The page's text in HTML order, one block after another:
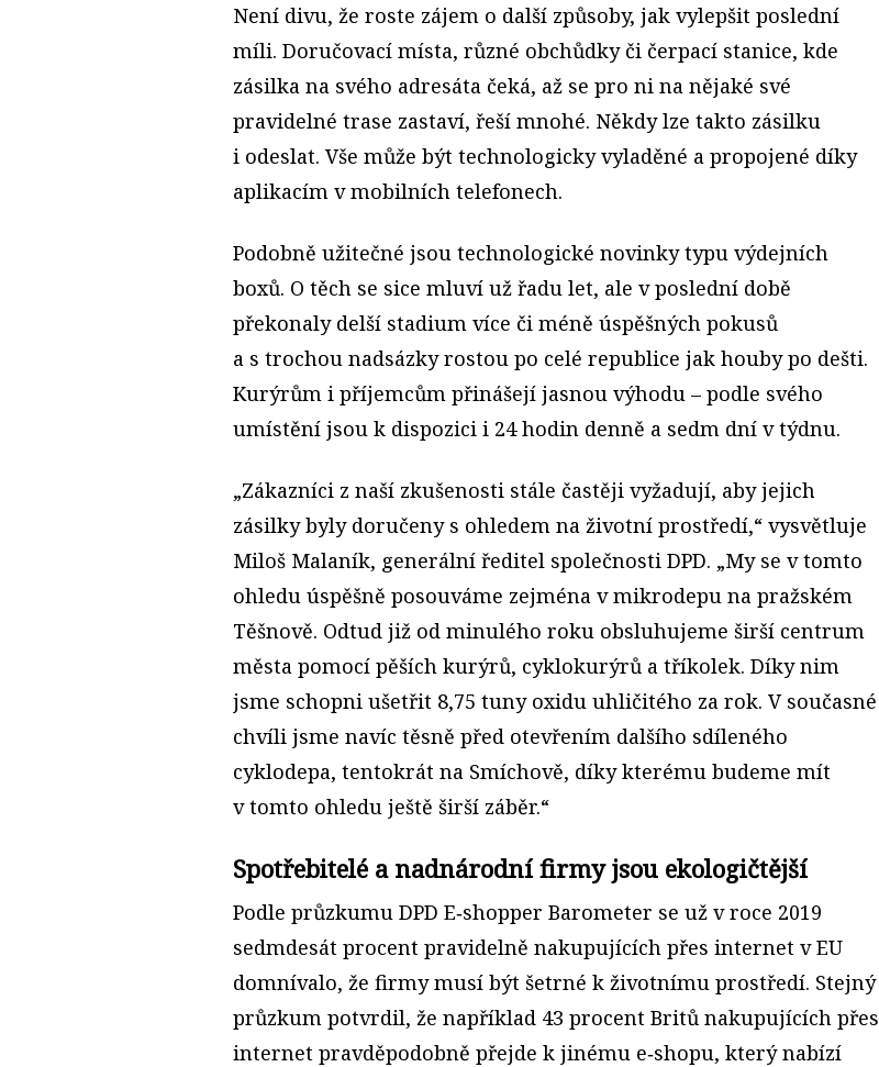
Není divu, že roste zájem o další způsoby, jak vylepšit poslední
míli. Doručovací místa, různé obchůdky či čerpací stanice, kde
zásilka na svého adresáta čeká, až se pro ni na nějaké své
pravidelné trase zastaví, řeší mnohé. Někdy lze takto zásilku
i odeslat. Vše může být technologicky vyladěné a propojené díky
aplikacím v mobilních telefonech.
Podobně užitečné jsou technologické novinky typu výdejních
boxů. O těch se sice mluví už řadu let, ale v poslední době
překonaly delší stadium více či méně úspěšných pokusů
a s trochou nadsázky rostou po celé republice jak houby po dešti.
Kurýrům i příjemcům přinášejí jasnou výhodu – podle svého
umístění jsou k dispozici i 24 hodin denně a sedm dní v týdnu.
„Zákazníci z naší zkušenosti stále častěji vyžadují, aby jejich
zásilky byly doručeny s ohledem na životní prostředí,“ vysvětluje
Miloš Malaník, generální ředitel společnosti DPD. „My se v tomto
ohledu úspěšně posouváme zejména v mikrodepu na pražském
Těšnově. Odtud již od minulého roku obsluhujeme širší centrum
města pomocí pěších kurýrů, cyklokurýrů a tříkolek. Díky nim
jsme schopni ušetřit 8,75 tuny oxidu uhličitého za rok. V současné
chvíli jsme navíc těsně před otevřením dalšího sdíleného
cyklodepa, tentokrát na Smíchově, díky kterému budeme mít
v tomto ohledu ještě širší záběr.“
Spotřebitelé a nadnárodní firmy jsou ekologičtější
Podle průzkumu DPD E‑shopper Barometer se už v roce 2019
sedmdesát procent pravidelně nakupujících přes internet v EU
domnívalo, že firmy musí být šetrné k životnímu prostředí. Stejný
průzkum potvrdil, že například 43 procent Britů nakupujících přes
internet pravděpodobně přejde k jinému e‑shopu, který nabízí